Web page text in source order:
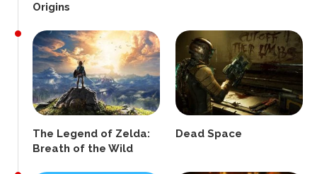
Origins
The Legend of Zelda:
Breath of the Wild
Dead Space